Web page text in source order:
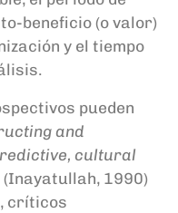
beneficio(o valor)
y el tiempo
pueden
and
cultural
(Inayatullah, 1990)
críticos